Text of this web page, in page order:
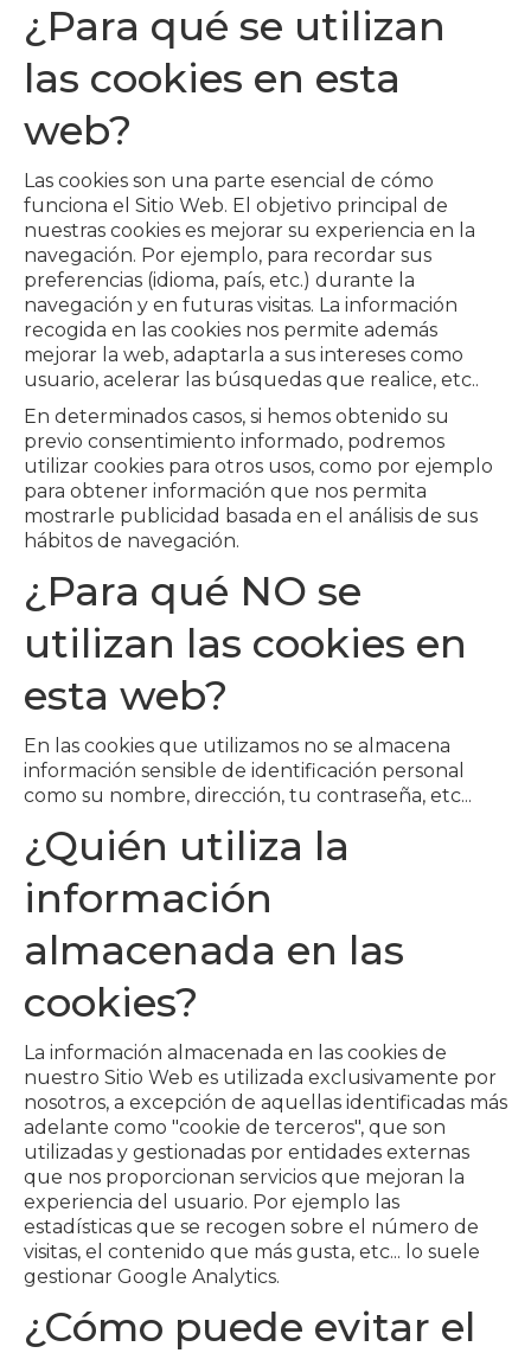
¿Para qué se utilizan
las cookies en esta
web?
Las cookies son una parte esencial de cómo
funciona el Sitio Web. El objetivo principal de
nuestras cookies es mejorar su experiencia en la
navegación. Por ejemplo, para recordar sus
preferencias (idioma, país, etc.) durante la
navegación y en futuras visitas. La información
recogida en las cookies nos permite además
mejorar la web, adaptarla a sus intereses como
usuario, acelerar las búsquedas que realice, etc..
En determinados casos, si hemos obtenido su
previo consentimiento informado, podremos
utilizar cookies para otros usos, como por ejemplo
para obtener información que nos permita
mostrarle publicidad basada en el análisis de sus
hábitos de navegación.
¿Para qué NO se
utilizan las cookies en
esta web?
En las cookies que utilizamos no se almacena
información sensible de identificación personal
como su nombre, dirección, tu contraseña, etc...
¿Quién utiliza la
información
almacenada en las
cookies?
La información almacenada en las cookies de
nuestro Sitio Web es utilizada exclusivamente por
nosotros, a excepción de aquellas identificadas más
adelante como "cookie de terceros", que son
utilizadas y gestionadas por entidades externas
que nos proporcionan servicios que mejoran la
experiencia del usuario. Por ejemplo las
estadísticas que se recogen sobre el número de
visitas, el contenido que más gusta, etc... lo suele
gestionar Google Analytics.
¿Cómo puede evitar el